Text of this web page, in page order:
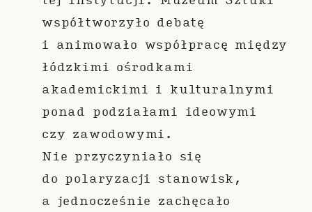
współtworzyło debatę
i animowało współpracę między
łódzkimi ośrodkami
akademickimi i kulturalnymi
ponad podziałami ideowymi
czy zawodowymi.
Nie przyczyniało się
do polaryzacji stanowisk,
a jednocześnie zachęcało